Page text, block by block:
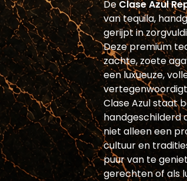
De Clase Azul
van tequila,
gerijpt in
Deze premium
zachte, zoete
een luxueuze,
Clase Azul staat
handgeschilderd
niet alleen een
cultuur en
puur van te
gerechten of als